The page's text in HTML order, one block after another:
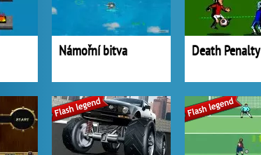
Námořní bitva Death Penalty